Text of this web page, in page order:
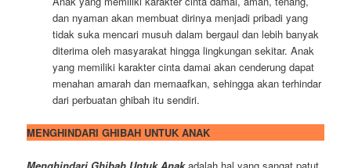
dan nyaman akan membuat dirinya menjadi pribadi yang
tidak suka mencari musuh dalam bergaul dan lebih banyak
diterima oleh masyarakat hingga lingkungan sekitar. Anak
yang memiliki karakter cinta damai akan cenderung dapat
menahan amarah dan memaafkan, sehingga akan terhindar
dari perbuatan ghibah itu sendiri.
MENGHINDARI GHIBAH UNTUK ANAK